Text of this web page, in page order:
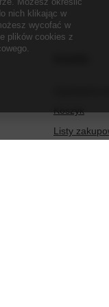
Koszyk
Listy
nich klikając w
wycofać w
plików cookies z